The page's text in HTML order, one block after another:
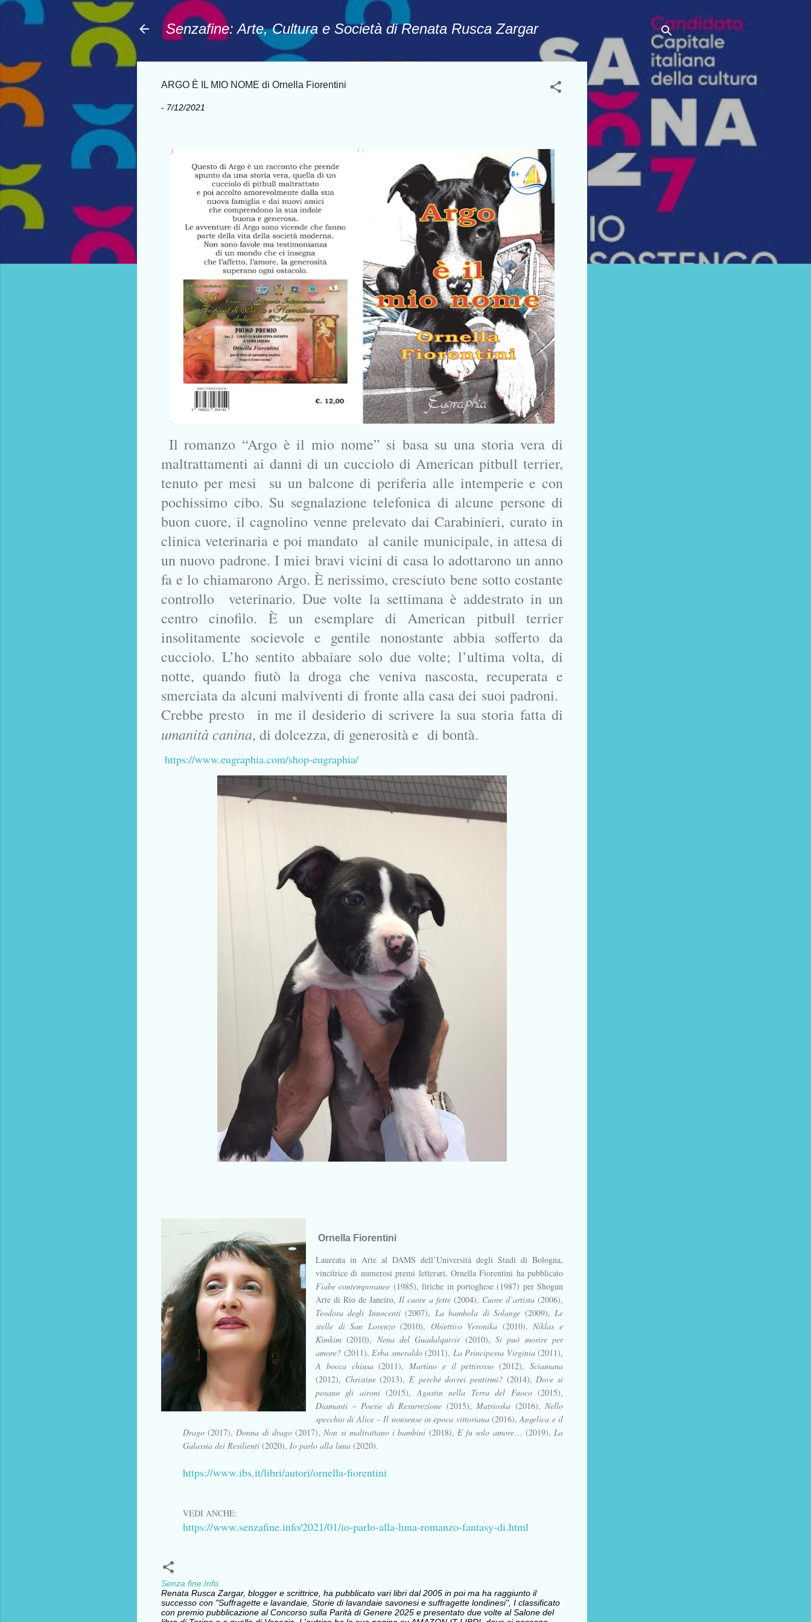
Senzafine: Arte, Cultura e Società di Renata Rusca Zargar
ARGO È IL MIO NOME di Ornella Fiorentini
- 7/12/2021
Il romanzo “Argo è il mio nome” si basa su una storia vera di
maltrattamenti ai danni di un cucciolo di American pitbull terrier,
tenuto per mesi su un balcone di periferia alle intemperie e con
pochissimo cibo. Su segnalazione telefonica di alcune persone di
buon cuore, il cagnolino venne prelevato dai Carabinieri, curato in
clinica veterinaria e poi mandato al canile municipale, in attesa di
un nuovo padrone. I miei bravi vicini di casa lo adottarono un anno
fa e lo chiamarono Argo. È nerissimo, cresciuto bene sotto costante
controllo veterinario. Due volte la settimana è addestrato in un
centro cinofilo. È un esemplare di American pitbull terrier
insolitamente socievole e gentile nonostante abbia sofferto da
cucciolo. L’ho sentito abbaiare solo due volte; l’ultima volta, di
notte, quando fiutò la droga che veniva nascosta, recuperata e
smerciata da alcuni malviventi di fronte alla casa dei suoi padroni.
Crebbe presto in me il desiderio di scrivere la sua storia fatta di
umanità canina, di dolcezza, di generosità e di bontà.
https://www.eugraphia.com/shop-eugraphia/
Ornella Fiorentini
Laureata in Arte al DAMS dell’U­niversità degli Studi di Bologna,
vincitrice di numerosi premi letterari, Ornella Fiorentini ha pubblicato
Fiabe contemporanee (1985), liriche in portoghese (1987) per Shogun
Arte di Rio de Janeiro, Il cuore a fette (2004), Cuore d’artista (2006),
Teodora degli Innocenti(2007), La bambola di Solange (2009),Le
stelle di San Lorenzo(2010), Obiettivo Veronika (2010),Niklas e
Kimkim(2010), Nena del Guadalquivir (2010),Si può morire per
amore? (2011), Erba smeraldo (2011), La Principessa Virginia (2011),
A bocca chiusa(2011),Martino e il pettirosso(2012),Sciamana
(2012), Christine(2013),E perché dovrei pentirmi? (2014),Dove si
posano gli aironi(2015), Agustin nella Terra del Fuoco(2015),
Diamanti – Poesie di Resurrezione (2015), Matrioska (2016), Nello
specchio di Alice – Il nonsense in epoca vittoriana(2016),Angelica e il
Drago (2017),Donna di drago(2017),Non si maltrattano i bambini (2018), E fu solo amore… (2019),La
Galassia dei Resilienti (2020), Io parlo alla luna (2020).
https://www.ibs.it/libri/autori/ornella-fiorentini
VEDI ANCHE:
https://www.senzafine.info/2021/01/io-parlo-alla-luna-romanzo-fantasy-di.html
Senza fine.Info
Renata Rusca Zargar, blogger e scrittrice, ha pubblicato vari libri dal 2005 in poi ma ha raggiunto il
successo con "Suffragette e lavandaie, Storie di lavandaie savonesi e suffragette londinesi", I classificato
con premio pubblicazione al Concorso sulla Parità di Genere 2025 e presentato due volte al Salone del